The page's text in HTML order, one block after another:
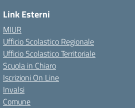
Link Esterni
MIUR
Ufficio Scolastico Regionale
Ufficio Scolastico Territoriale
Scuola in Chiaro
Iscrizioni On Line
Invalsi
Comune